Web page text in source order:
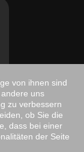
von ihnen sind
uns
zu verbessern
ob Sie die
dass bei einer
der Seite